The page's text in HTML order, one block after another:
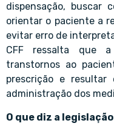
dispensação, buscar
orientar o paciente a
evitar erro de
CFF ressalta que
transtornos ao
prescrição e resultar
administração dos
O que diz a